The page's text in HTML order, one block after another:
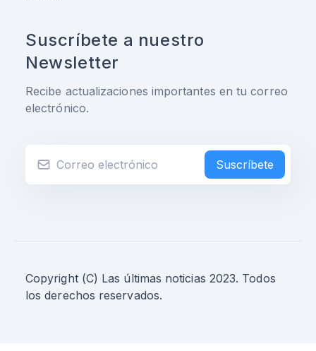
Suscríbete a nuestro
Newsletter
Recibe actualizaciones importantes en tu correo
electrónico.
Suscríbete
Copyright (C) Las últimas noticias 2023. Todos
los derechos reservados.